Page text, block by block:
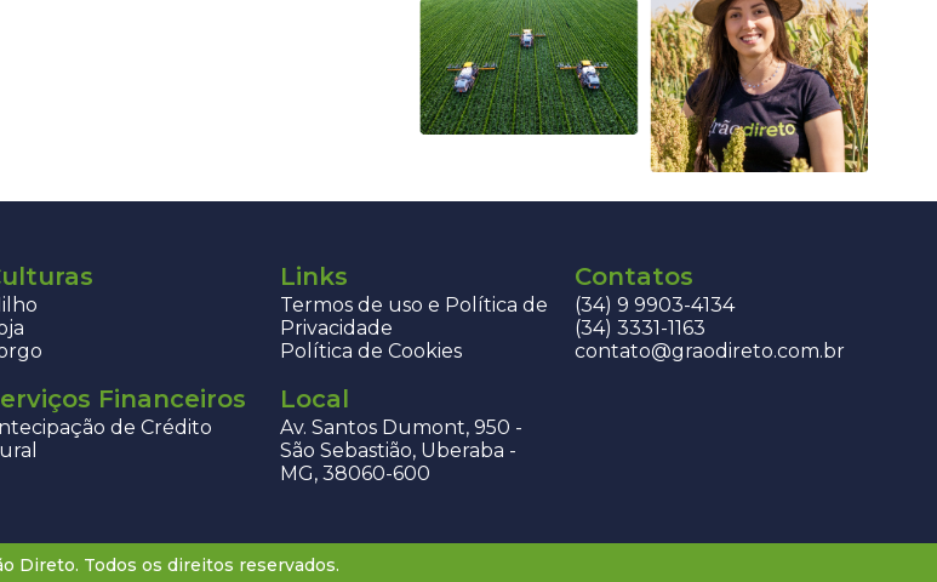
Links
Termos de uso e Política de
Privacidade
Política de Cookies
Contatos
(34) 9 9903-4134
(34) 3331-1163
contato@graodireto.com.br
Financeiros
de Crédito
Local
Av. Santos Dumont, 950 -
São Sebastião, Uberaba -
MG, 38060-600
Direto. Todos os direitos reservados.